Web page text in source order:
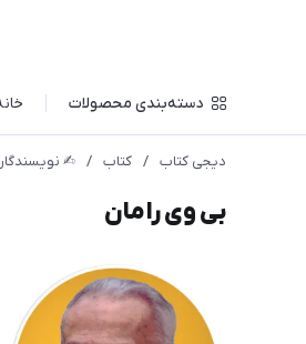
دسته‌بندی محصولات
دیجی کتاب / کتاب /
✍︎
بی وی رامان